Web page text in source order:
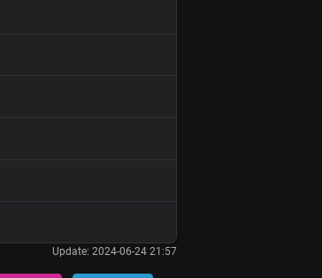
Update: 2024-06-24 21:57